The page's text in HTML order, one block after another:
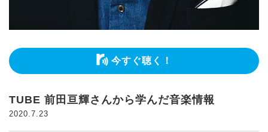
今すぐ聴く！
TUBE 前田亘輝さんから学んだ音楽情報
2020.7.23